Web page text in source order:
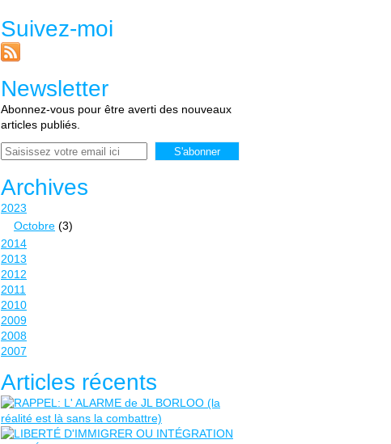
Suivez-moi
Newsletter
Abonnez-vous pour être averti des nouveaux
articles publiés.
Email
Archives
2023
Octobre (3)
2014
2013
2012
2011
2010
2009
2008
2007
Articles récents